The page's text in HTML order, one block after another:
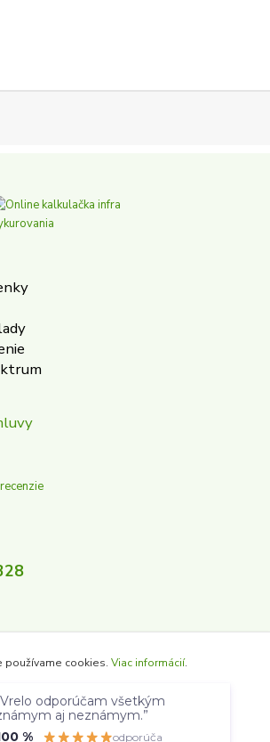
používame cookies. Viac informácií.
Súhlasím
odporúčam všetkým
aj neznámym.”
%
odporúča